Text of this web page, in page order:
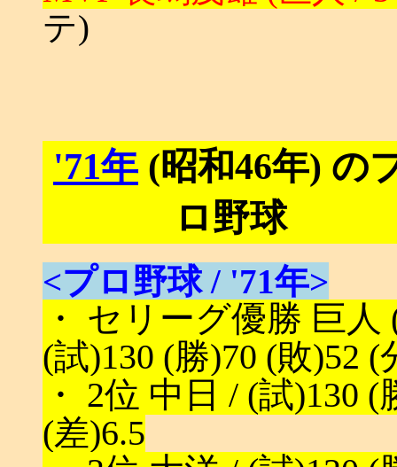
テ)
'71年 (昭和46年) の
ロ野球
<プロ野球 / '71年>
・ セリーグ優勝 巨
(試)130 (勝)70 (敗)52 (
・ 2位 中日 / (試)130
(差)6.5